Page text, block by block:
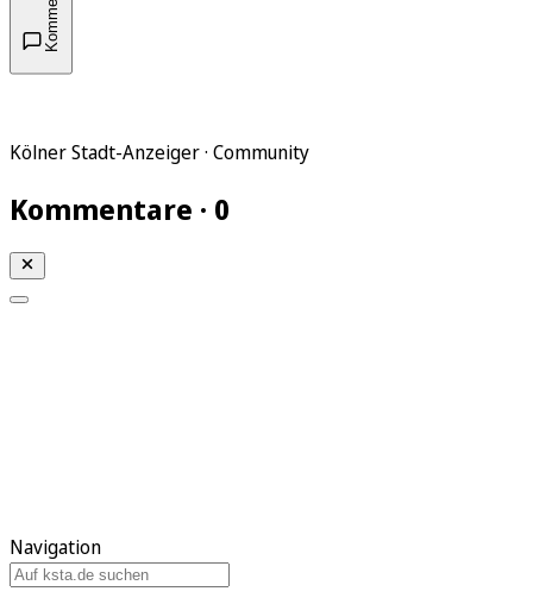
Kölner Stadt-Anzeiger · Community
Kommentare · 0
Navigation